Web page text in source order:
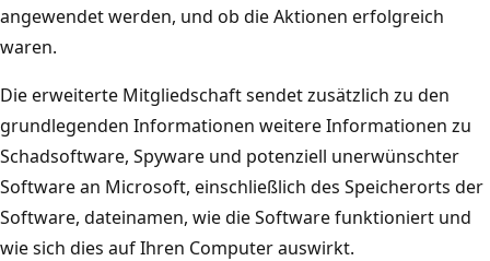
angewendet werden, und ob die Aktionen erfolgreich
waren.
Die erweiterte Mitgliedschaft sendet zusätzlich zu den
grundlegenden Informationen weitere Informationen zu
Schadsoftware, Spyware und potenziell unerwünschter
Software an Microsoft, einschließlich des Speicherorts der
Software, dateinamen, wie die Software funktioniert und
wie sich dies auf Ihren Computer auswirkt.